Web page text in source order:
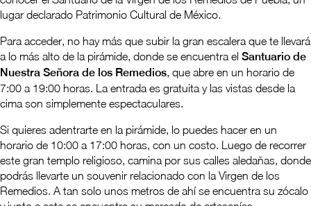
lugar declarado Patrimonio Cultural de México.
Para acceder, no hay más que subir la gran escalera que te llevará
a lo más alto de la pirámide, donde se encuentra el Santuario de
Nuestra Señora de los Remedios, que abre en un horario de
7:00 a 19:00 horas. La entrada es gratuita y las vistas desde la
cima son simplemente espectaculares.
Si quieres adentrarte en la pirámide, lo puedes hacer en un
horario de 10:00 a 17:00 horas, con un costo. Luego de recorrer
este gran templo religioso, camina por sus calles aledañas, donde
podrás llevarte un souvenir relacionado con la Virgen de los
Remedios. A tan solo unos metros de ahí se encuentra su zócalo